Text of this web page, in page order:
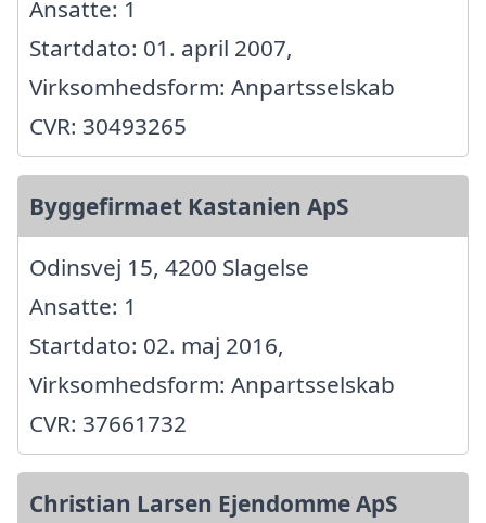
Ansatte: 1
Startdato: 01. april 2007,
Virksomhedsform: Anpartsselskab
CVR: 30493265
Byggefirmaet Kastanien ApS
Odinsvej 15, 4200 Slagelse
Ansatte: 1
Startdato: 02. maj 2016,
Virksomhedsform: Anpartsselskab
CVR: 37661732
Christian Larsen Ejendomme ApS